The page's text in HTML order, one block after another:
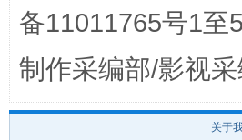
这是一记警钟！
备11011765号1至
制作采编部/影视
关于